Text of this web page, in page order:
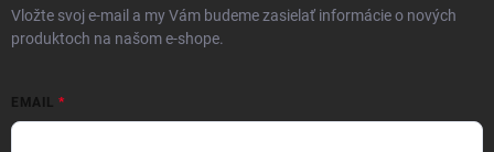
Vložte svoj e-mail a my Vám budeme zasielať informácie o nových
produktoch na našom e-shope.
EMAIL